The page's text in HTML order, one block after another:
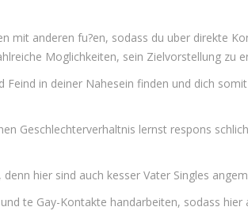
mit anderen fu?en, sodass du uber direkte
Moglichkeiten, sein Zielvorstellung zu
in deiner Nahesein finden und dich
Geschlechterverhaltnis lernst respons
hier sind auch kesser Vater Singles
te Gay-Kontakte handarbeiten, sodass hier